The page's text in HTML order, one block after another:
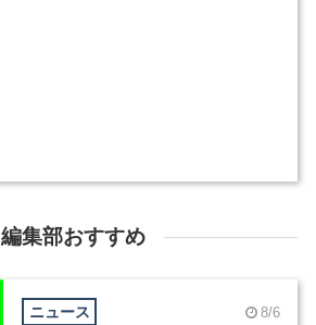
編集部おすすめ
ニュース 8/6